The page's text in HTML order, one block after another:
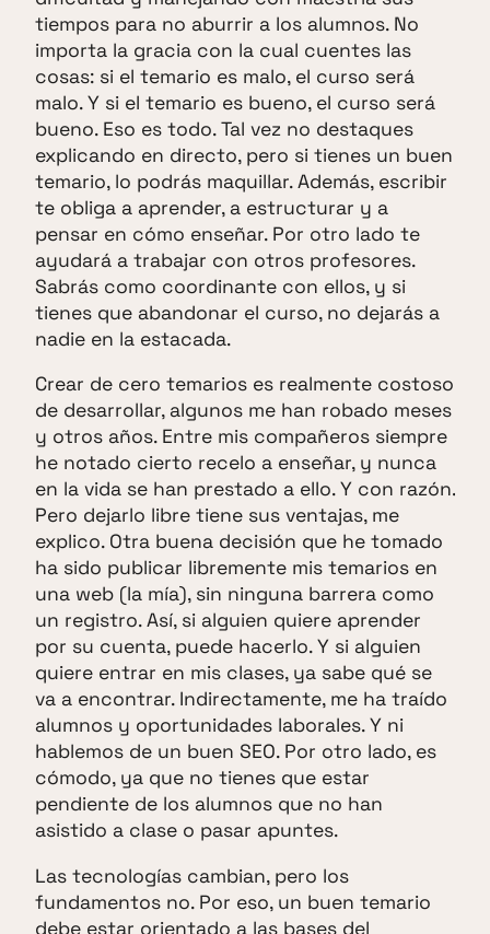
tiempos para no aburrir a los alumnos. No
importa la gracia con la cual cuentes las
cosas: si el temario es malo, el curso será
malo. Y si el temario es bueno, el curso será
bueno. Eso es todo. Tal vez no destaques
explicando en directo, pero si tienes un buen
temario, lo podrás maquillar. Además, escribir
te obliga a aprender, a estructurar y a
pensar en cómo enseñar. Por otro lado te
ayudará a trabajar con otros profesores.
Sabrás como coordinante con ellos, y si
tienes que abandonar el curso, no dejarás a
nadie en la estacada.
Crear de cero temarios es realmente costoso
de desarrollar, algunos me han robado meses
y otros años. Entre mis compañeros siempre
he notado cierto recelo a enseñar, y nunca
en la vida se han prestado a ello. Y con razón.
Pero dejarlo libre tiene sus ventajas, me
explico. Otra buena decisión que he tomado
ha sido publicar libremente mis temarios en
una web (la mía), sin ninguna barrera como
un registro. Así, si alguien quiere aprender
por su cuenta, puede hacerlo. Y si alguien
quiere entrar en mis clases, ya sabe qué se
va a encontrar. Indirectamente, me ha traído
alumnos y oportunidades laborales. Y ni
hablemos de un buen SEO. Por otro lado, es
cómodo, ya que no tienes que estar
pendiente de los alumnos que no han
asistido a clase o pasar apuntes.
Las tecnologías cambian, pero los
fundamentos no. Por eso, un buen temario
debe estar orientado a las bases del